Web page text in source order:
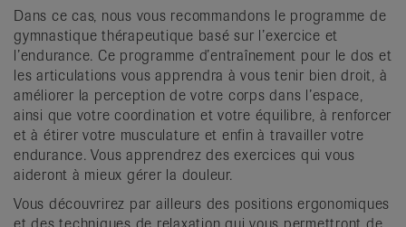
de
langue:
de
Dans ce cas, nous vous recommandons le programme de
gymnastique thérapeutique basé sur l’exercice et
l’endurance. Ce programme d’entraînement pour le dos et
les articulations vous apprendra à vous tenir bien droit, à
améliorer la perception de votre corps dans l’espace,
ainsi que votre coordination et votre équilibre, à renforcer
et à étirer votre musculature et enfin à travailler votre
endurance. Vous apprendrez des exercices qui vous
aideront à mieux gérer la douleur.
Vous découvrirez par ailleurs des positions ergonomiques
de
patients